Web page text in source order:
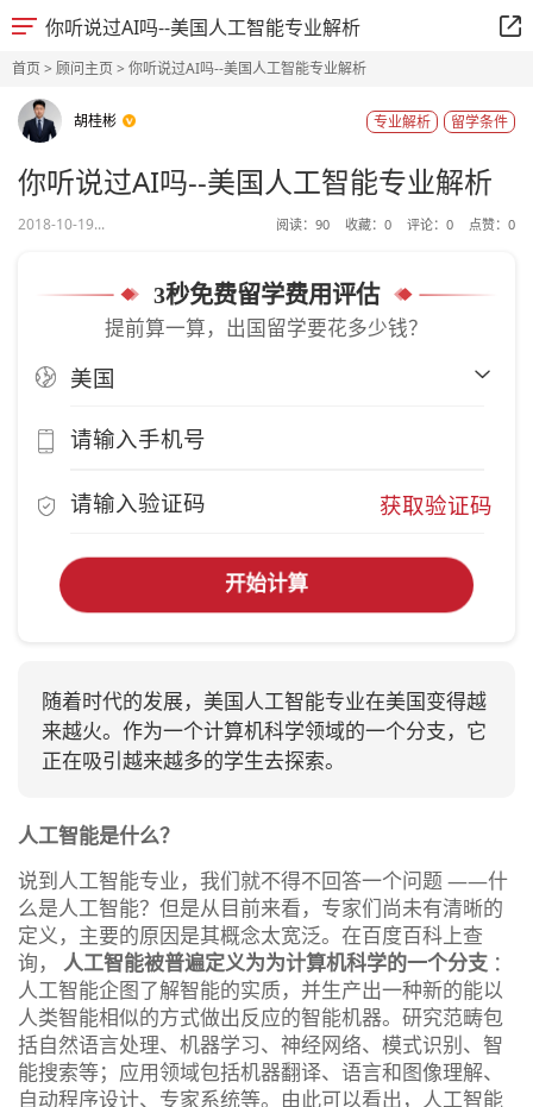
你听说过AI吗--美国人工智能专业解析
首页> 顾问主页> 你听说过AI吗--美国人工智能专业解析
胡桂彬 留学条件
专业解析
你听说过AI吗--美国人工智能专业解析
2018-10-19... 阅读： 90 收藏： 0 评论： 0 点赞： 0
3秒免费留学费用评估
提前算一算，出国留学要花多少钱？
获取验证码
开始计算
随着时代的发展，美国人工智能专业在美国变得越
来越火。作为一个计算机科学领域的一个分支，它
正在吸引越来越多的学生去探索。
人工智能是什么？
说到人工智能专业，我们就不得不回答一个问题 ——什
么是人工智能？但是从目前来看，专家们尚未有清晰的
定义，主要的原因是其概念太宽泛。在百度百科上查
询， 人工智能被普遍定义为为计算机科学的一个分支 ：
人工智能企图了解智能的实质，并生产出一种新的能以
人类智能相似的方式做出反应的智能机器。研究范畴包
括自然语言处理、机器学习、神经网络、模式识别、智
能搜索等；应用领域包括机器翻译、语言和图像理解、
自动程序设计、专家系统等。由此可以看出，人工智能